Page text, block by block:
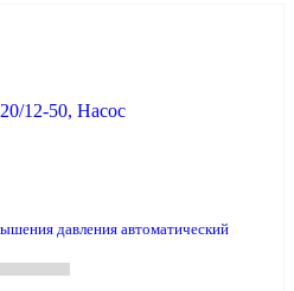
давления автоматический